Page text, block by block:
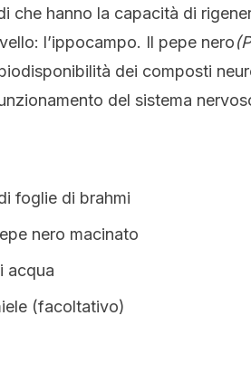
che hanno la capacità di
l’ippocampo. Il pepe nero
dei composti
del sistema
foglie di brahmi
nero macinato
acqua
(facoltativo)